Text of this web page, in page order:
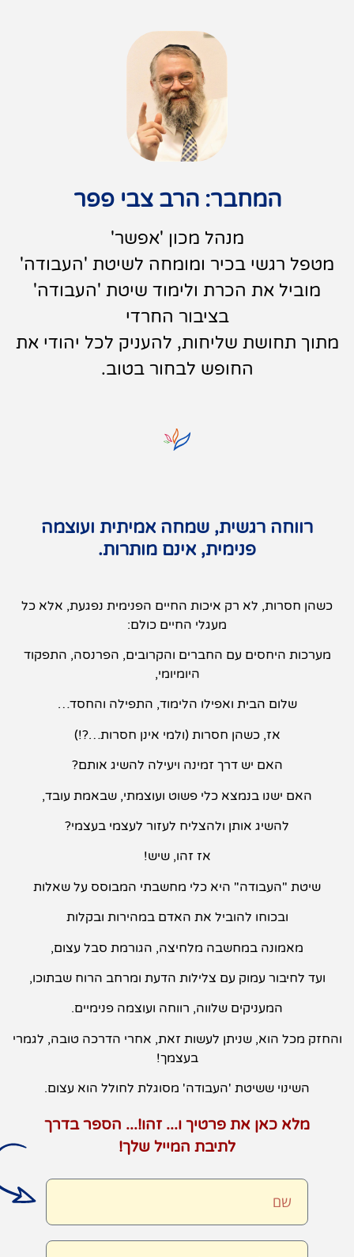
המחבר: הרב צבי פפר
מנהל מכון 'אפשר'
מטפל רגשי בכיר ומומחה לשיטת 'העבודה'
מוביל את הכרת ולימוד שיטת 'העבודה'
בציבור החרדי
תחושת שליחות, להעניק לכל יהודי את
החופש לבחור בטוב.
רווחה רגשית, שמחה אמיתית ועוצמה
פנימית, אינם מותרות.
כשהן חסרות, לא רק איכות החיים הפנימית נפגעת, אלא כל
מעגלי החיים כולם:
מערכות היחסים עם החברים והקרובים, הפרנסה, התפקוד
היומיומי,
שלום הבית ואפילו הלימוד, התפילה והחסד…
אז, כשהן חסרות (ולמי אינן חסרות…?!)
האם יש דרך זמינה ויעילה להשיג אותם?
האם ישנו בנמצא כלי פשוט ועוצמתי, שבאמת עובד,
להשיג אותן ולהצליח לעזור לעצמי בעצמי?
אז זהו, שיש!
שיטת "העבודה" היא כלי מחשבתי המבוסס על שאלות
ובכוחו להוביל את האדם במהירות ובקלות
מאמונה במחשבה מלחיצה, הגורמת סבל עצום,
ועד לחיבור עמוק עם צלילות הדעת ומרחב הרוח שבתוכו,
המעניקים שלווה, רווחה ועוצמה פנימיים.
מכל הוא, שניתן לעשות זאת, אחרי הדרכה טובה, לגמרי
בעצמך!
השינוי ששיטת 'העבודה' מסוגלת לחולל הוא עצום.
מלא כאן את פרטיך ו... זהו!... הספר בדרך
לתיבת המייל שלך!